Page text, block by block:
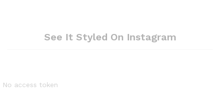
See It Styled On Instagram
No access token